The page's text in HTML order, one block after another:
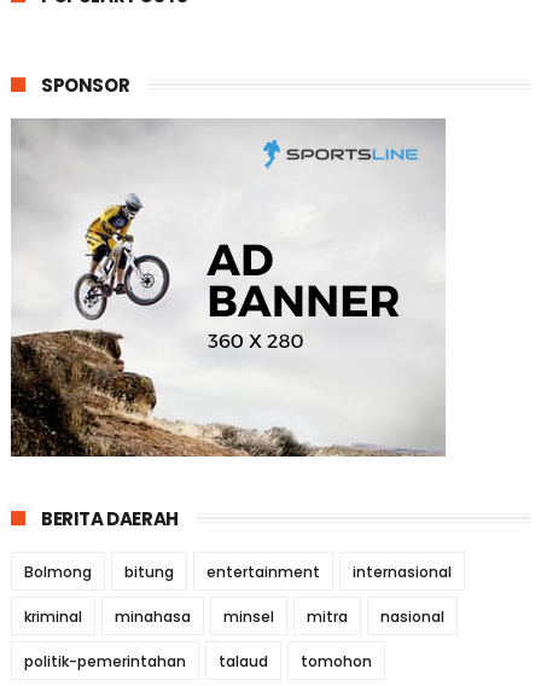
SPONSOR
BERITA DAERAH
Bolmong bitung entertainment internasional
kriminal minahasa minsel mitra nasional
politik-pemerintahan talaud tomohon